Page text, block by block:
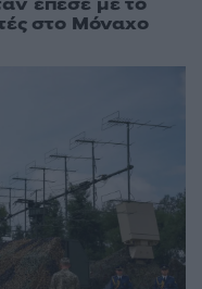
έπεσε με το
στο Μόναχο